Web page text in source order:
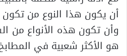
أن يكون هذا النوع من تكون
وأن تكون هذه الأنواع من
هو الأكثر شعبية في